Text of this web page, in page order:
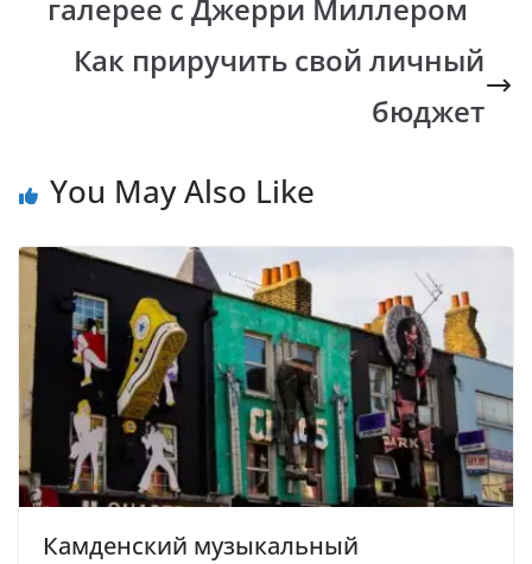
o
k
p
p
n
k
m
галерее с Джерри Миллером
Как приручить свой личный
бюджет
You May Also Like
Камденский музыкальный